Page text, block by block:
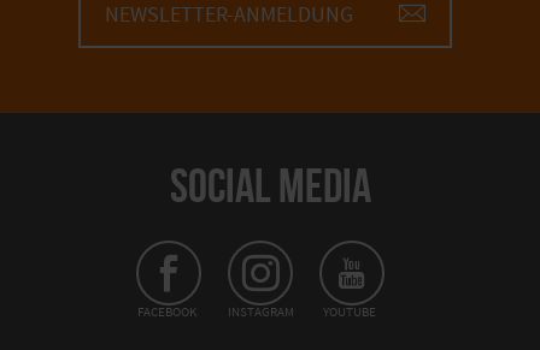
NEWSLETTER-ANMELDUNG
SOCIAL MEDIA
FACEBOOK INSTAGRAM YOUTUBE